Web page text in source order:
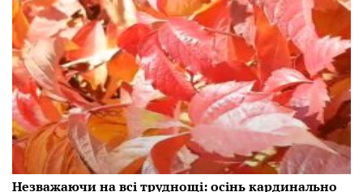
Незважаючи на всі труднощі: осінь кардинально